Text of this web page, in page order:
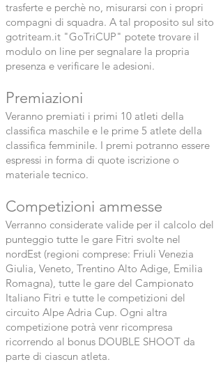
trasferte e perchè no, misurarsi con i propri
compagni di squadra. A tal proposito sul sito
gotriteam.it "GoTriCUP" potete trovare il
modulo on line per segnalare la propria
presenza e verificare le adesioni.
Premiazioni
Veranno premiati i primi 10 atleti della
classifica maschile e le prime 5 atlete della
classifica femminile. I premi potranno essere
espressi in forma di quote iscrizione o
materiale tecnico.
Competizioni ammesse
Verranno considerate valide per il calcolo del
punteggio tutte le gare Fitri svolte nel
nordEst (regioni comprese: Friuli Venezia
Giulia, Veneto, Trentino Alto Adige, Emilia
Romagna), tutte le gare del Campionato
Italiano Fitri e tutte le competizioni del
circuito Alpe Adria Cup. Ogni altra
competizione potrà venr ricompresa
ricorrendo al bonus DOUBLE SHOOT da
parte di ciascun atleta.